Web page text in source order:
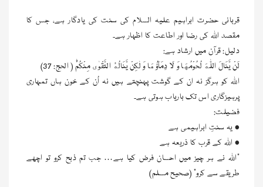
قربانی حضرت ابراہیم علیہ السلام کی سنت کی یادگار ہے، جس کا
مقصد اللہ کی رضا اور اطاعت کا اظہار ہے۔
دلیل: قرآن میں ارشاد ہے:
لَنْ یَّنَالَ اللّٰهَ لُحُوْمُهَا وَ لَا دِمَآؤُهَا وَ لٰكِنْ یَّنَالُهُ التَّقْوٰى مِنْكُمْؕ ( الحج: 37)
اللہ کو ہرگز نہ ان کے گوشت پہنچتے ہیں نہ اُن کے خون ہاں تمہاری
پرہیزگاری اس تک باریاب ہوتی ہے۔
فضیلت:
• یہ سنتِ ابراہیمی ہے
• اللہ کے قرب کا ذریعہ ہے
“اللہ نے ہر چیز میں احسان فرض کیا ہے… جب تم ذبح کرو تو اچھے
طریقے سے کرو” (صحیح مسلم)